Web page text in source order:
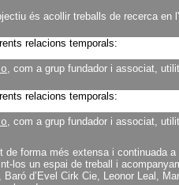
és acollir treballs de recerca en
relacions temporals:
, com a grup fundador i associat,
relacions temporals:
, com a grup fundador i associat,
de forma més extensa i continuada
los un espai de treball i
Baró d’Evel Cirk Cie, Leonor Leal,